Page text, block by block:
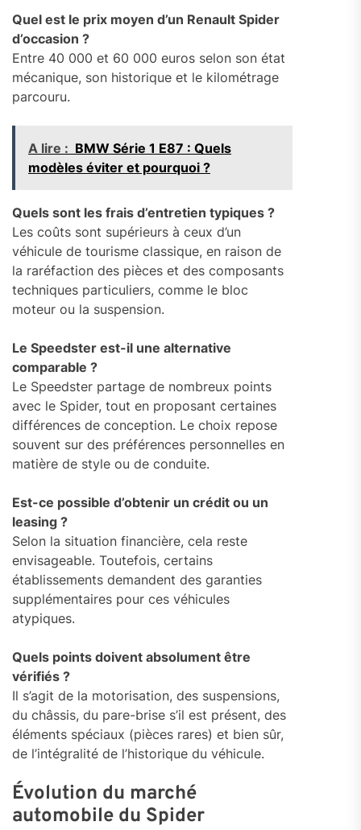
Quel est le prix moyen d’un Renault Spider
d’occasion ?
Entre 40 000 et 60 000 euros selon son état
mécanique, son historique et le kilométrage
parcouru.
A lire : BMW Série 1 E87 : Quels
modèles éviter et pourquoi ?
Quels sont les frais d’entretien typiques ?
Les coûts sont supérieurs à ceux d’un
véhicule de tourisme classique, en raison de
la raréfaction des pièces et des composants
techniques particuliers, comme le bloc
moteur ou la suspension.
Le Speedster est-il une alternative
comparable ?
Le Speedster partage de nombreux points
avec le Spider, tout en proposant certaines
différences de conception. Le choix repose
souvent sur des préférences personnelles en
matière de style ou de conduite.
Est-ce possible d’obtenir un crédit ou un
leasing ?
Selon la situation financière, cela reste
envisageable. Toutefois, certains
établissements demandent des garanties
supplémentaires pour ces véhicules
atypiques.
Quels points doivent absolument être
vérifiés ?
Il s’agit de la motorisation, des suspensions,
du châssis, du pare-brise s’il est présent, des
éléments spéciaux (pièces rares) et bien sûr,
de l’intégralité de l’historique du véhicule.
Évolution du marché
automobile du Spider